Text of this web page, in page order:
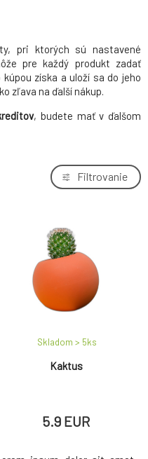
pri ktorých sú nastavené
pre každý produkt zadať
získa a uloží sa do jeho
zľava na ďalší nákup.
, budete mať v ďalšom
menu Koruny ak tomu
zľava vo výške1 Kč, alebo0.03
Filtrovanie
Kaktus
Skladom > 5ks
5.9 EUR